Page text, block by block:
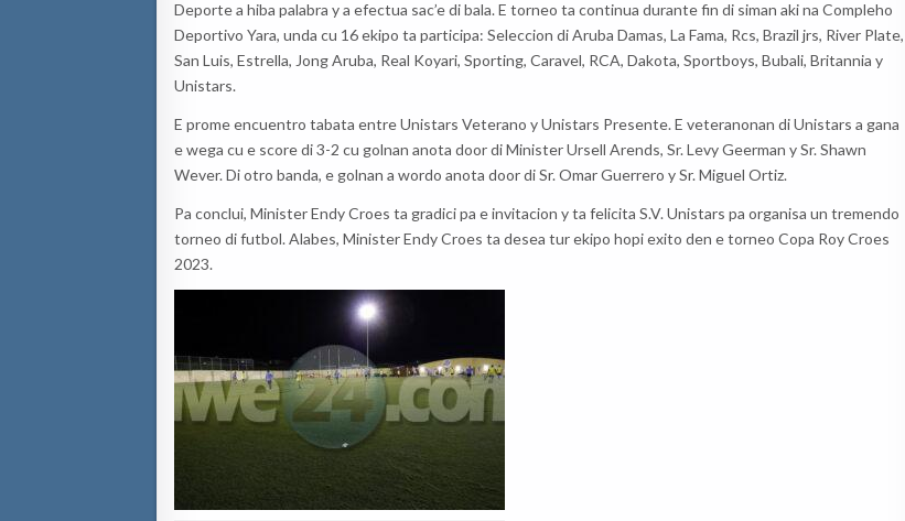
Deportea hiba palabra y a efectua sac’edi bala. E torneo ta continua durantefin di siman aki na Compleho
Deportivo Yara, unda cu 16 ekipo ta participa: Seleccion di Aruba Damas, La Fama, Rcs, Brazil jrs, River Plate,
San Luis, Estrella, Jong Aruba, Real Koyari, Sporting, Caravel, RCA, Dakota, Sportboys, Bubali, Britannia y
Unistars.
E prome encuentro tabata entre Unistars Veterano y Unistars Presente.E veteranonan di Unistars a gana
e wega cu e score di 3-2 cu golnan anota door diMinisterUrsell Arends, Sr.Levy Geerman ySr.Shawn
Wever.Di otro banda, e golnan a wordo anota door diSr.Omar Guerrero ySr.Miguel Ortiz.
Pa conclui, Minister Endy Croes ta gradici pa e invitacion y ta felicita S.V. Unistars pa organisa un tremendo
torneo di futbol.Alabes, Minister Endy Croes ta desea turekipo hopi exito den e torneo Copa Roy Croes
2023.